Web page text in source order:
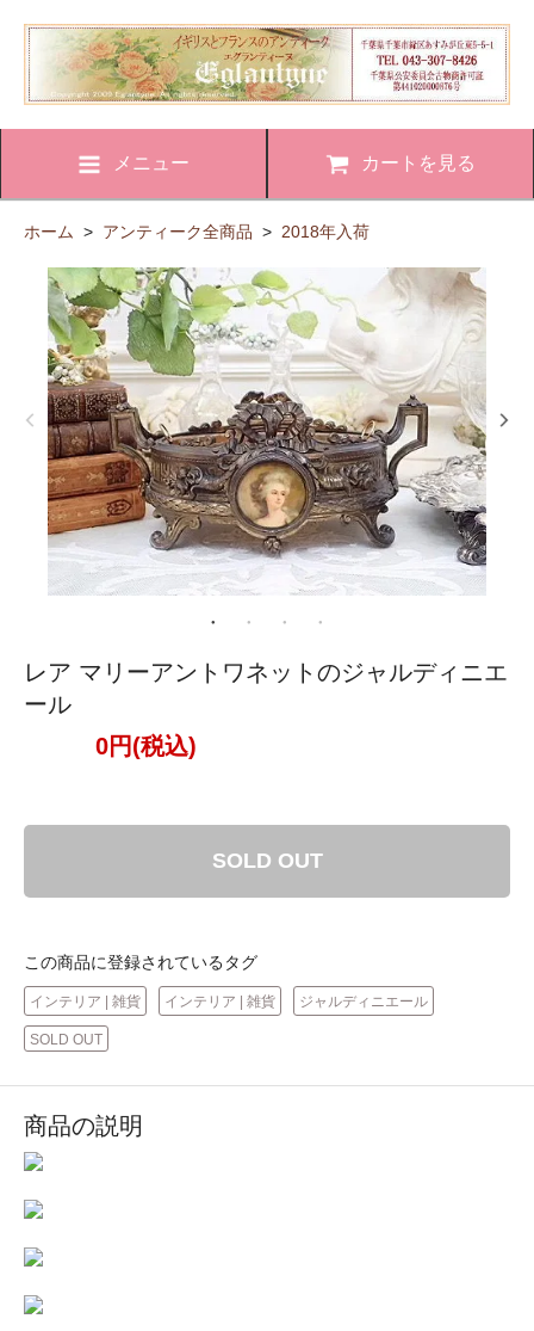
メニュー カートを見る
ホーム > アンティーク全商品 > 2018年入荷
レア マリーアントワネットのジャルディニエ
ール
0円(税込)
SOLD OUT
この商品に登録されているタグ
インテリア | 雑貨 インテリア | 雑貨 ジャルディニエール
SOLD OUT
商品の説明